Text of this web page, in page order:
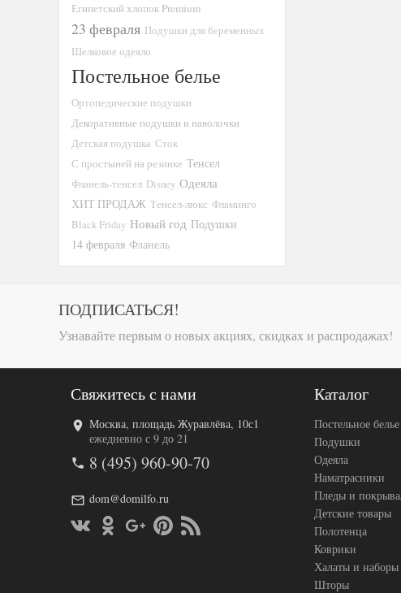
Египетский хлопок Premium
23 февраля Подушки для беременных
Шелковое одеяло
Постельное белье
Ортопедические подушки
Декоративные подушки и наволочки
Детская подушка Сток
С простыней на резинке Тенсел
Фланель-тенсел Disney Одеяла
ХИТ ПРОДАЖ Тенсел-люкс Фламинго
Black Friday Новый год Подушки
14 февраля Фланель
ПОДПИСАТЬСЯ!
Узнавайте первым о новых акциях, скидках и распродажах!
Свяжитесь с нами
Москва, площадь Журавлёва, 10с1
ежедневно с 9 до 21
8 (495) 960-90-70
dom@domilfo.ru
Каталог
Постельное белье
Подушки
Одеяла
Наматрасники
Пледы и
Детские товары
Полотенца
Коврики
Халаты и наборы
Шторы